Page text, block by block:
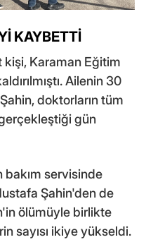
KAYBETTİ
kişi, Karaman Eğitim
Ailenin 30
doktorların tüm
gerçekleştiği gün
bakım servisinde
Şahin'den de
ölümüyle birlikte
sayısı ikiye yükseldi.